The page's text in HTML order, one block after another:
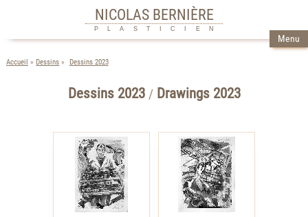
NICOLAS BERNIÈRE
PLASTICIEN
Menu
Accueil Dessins Dessins 2023
Dessins 2023 /Drawings 2023